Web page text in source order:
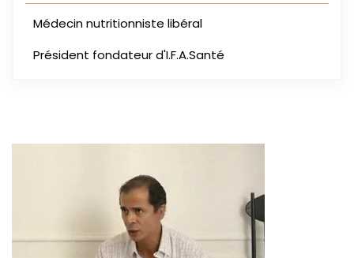
Médecin nutritionniste libéral
Président fondateur d'I.F.A.Santé